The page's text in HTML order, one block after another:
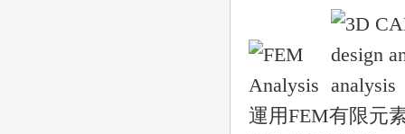
運用FEM有限元